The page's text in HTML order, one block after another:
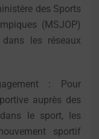
des Sports
(MSJOP)
les réseaux
: Pour
auprès des
le sport, les
sportif